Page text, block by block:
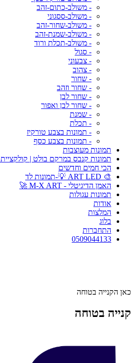
- משולב-כתום-זהב
- משולב-ססגוני
- משולב-שחור-זהב
- משולב-שמנת-זהב
- משולב-תכלת ורוד
- סגול
- צבעוני
- צהוב
- שחור
- שחור וזהב
- שחור לבן
- שחור לבן ואפור
- שמנת
- תכלת
- תמונות בצבע טורקיז
- תמונות בצבע כסף
תמונות מעוצבות
תמונות קנבס במרקם בולט | קולקציית Art Touch
הכי חמים וחדשים
🎨 ART LED 💡-תמונות לד
האמן הדיגיטלי - M-X ART 🚀
תמונות עגולות
אודות
המלצות
בלוג
התחברות
0509044133
כאן הקנייה בטוחה
קנייה בטוחה